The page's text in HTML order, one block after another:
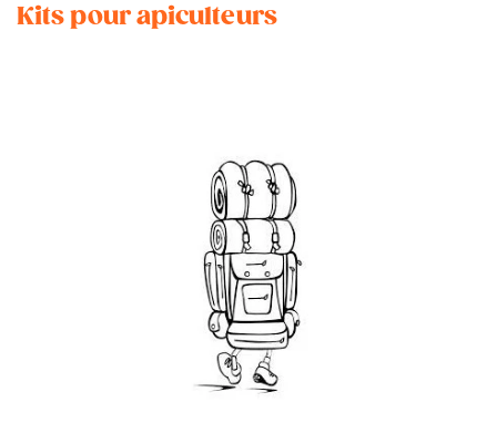
Kits pour apiculteurs